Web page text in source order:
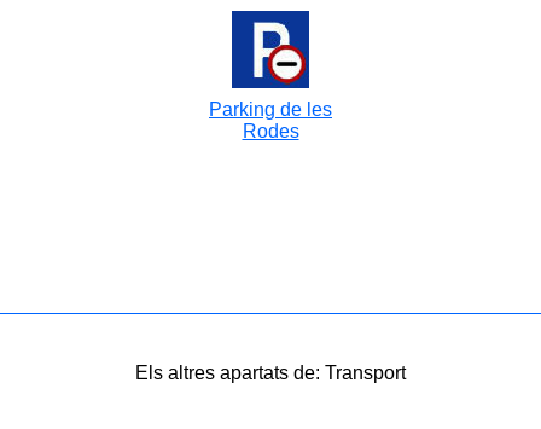
Parking de les
Rodes
Els altres apartats de: Transport